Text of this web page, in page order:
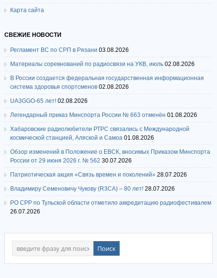
Карта сайта
СВЕЖИЕ НОВОСТИ
Регламент ВС по СРП в Рязани 03.08.2026
Материалы соревнований по радиосвязи на УКВ, июль 02.08.2026
В России создается федеральная государственная информационная
система здоровья спортсменов 02.08.2026
UA3GGO-65 лет! 02.08.2026
Легендарный приказ Минспорта России № 663 отменён 01.08.2026
Хабаровские радиолюбители РТРС связались с Международной
космической станцией, Аляской и Самоа 01.08.2026
Обзор изменений в Положение о ЕВСК, вносимых Приказом Минспорта
России от 29 июня 2026 г. № 562 30.07.2026
Патриотическая акция «Связь времен и поколений» 28.07.2026
Владимиру Семеновичу Чукову (R3CA) – 80 лет! 28.07.2026
РО СРР по Тульской области отметило аккредитацию радиофестивалем
26.07.2026